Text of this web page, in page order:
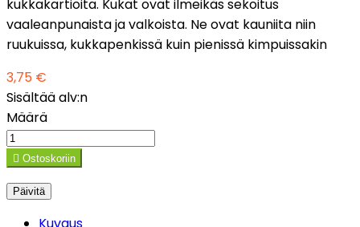
kukkakartioita. Kukat ovat ilmeikäs sekoitus
vaaleanpunaista ja valkoista. Ne ovat kauniita niin
ruukuissa, kukkapenkissä kuin pienissä kimpuissakin
3,75 €
Sisältää alv:n
Määrä
 Ostoskoriin